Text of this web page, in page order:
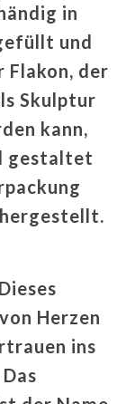
in
und
Flakon, der
Skulptur
kann,
gestaltet
Dieses
Herzen
ins